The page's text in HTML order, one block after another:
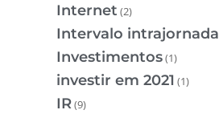
Internet (2)
Intervalo intrajornada
Investimentos(1)
investir em 2021 (1)
IR(9)